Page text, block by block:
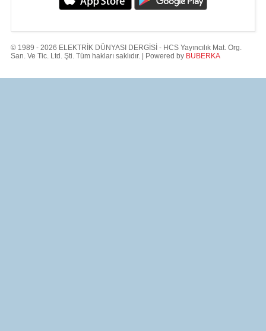
© 1989 - 2026 ELEKTRİK DÜNYASI DERGİSİ - HCS Yayıncılık Mat. Org.
San. Ve Tic. Ltd. Şti. Tüm hakları saklıdır. | Powered by BUBERKA